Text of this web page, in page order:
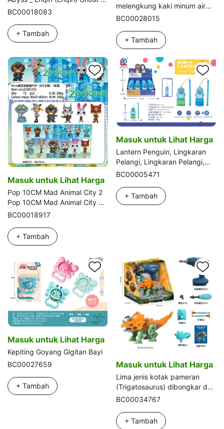
the Battle of the Abyss
BC00018083
+ Tambah
melengkung kaki minum air
kencing boneka wanita +
BC00028015
+ Tambah
Masuk untuk Lihat Harga
Pop 10CM Mad Animal City 2
Pop 10CM Mad Animal City 2
Pop 10CM Mad Animal City 2
BC00018917
+ Tambah
Masuk untuk Lihat Harga
Lantern Penguin, Lingkaran
Pelangi, Lingkaran Pelangi,
Lingkaran Pelangi, Lingkaran
BC00005471
+ Tambah
Masuk untuk Lihat Harga
Kepiting Goyang Gigitan Bayi
BC00027659
+ Tambah
Masuk untuk Lihat Harga
Lima jenis kotak pameran
(Trigatosaurus) dibongkar dan
dibongkar dinosaurus 5IN1
DIY obeng listrik cataptor
hisap peluru
BC00034767
+ Tambah